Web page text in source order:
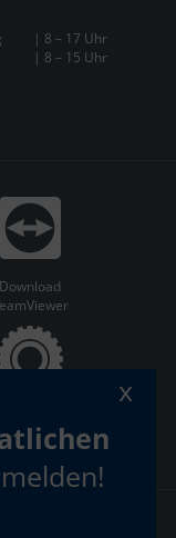
| 8 – 17 Uhr
| 8 – 15 Uhr
Download
x